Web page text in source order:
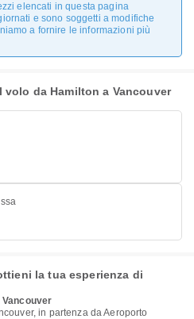
elencati in questa pagina
e sono soggetti a modifiche
a fornire le informazioni più
da Hamilton a Vancouver
la tua esperienza di
Vancouver
in partenza da Aeroporto